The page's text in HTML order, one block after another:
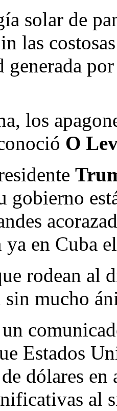
solar de
las
generada
los
O
gobierno
ya en Cuba
rodean al
sin mucho
Estados
dólares en
al